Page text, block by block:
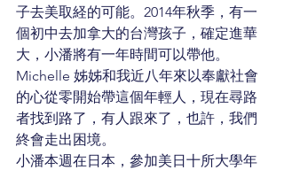
子去美取経的可能。2014年秋季，有一
個初中去加拿大的台灣孩子，確定進華
大，小潘將有一年時間可以帶他。
Michelle 姊姊和我近八年來以奉獻社會
的心從零開始帶這個年輕人，現在尋路
者找到路了，有人跟來了，也許，我們
終會走出困境。
小潘本週在日本，參加美日十所大學年